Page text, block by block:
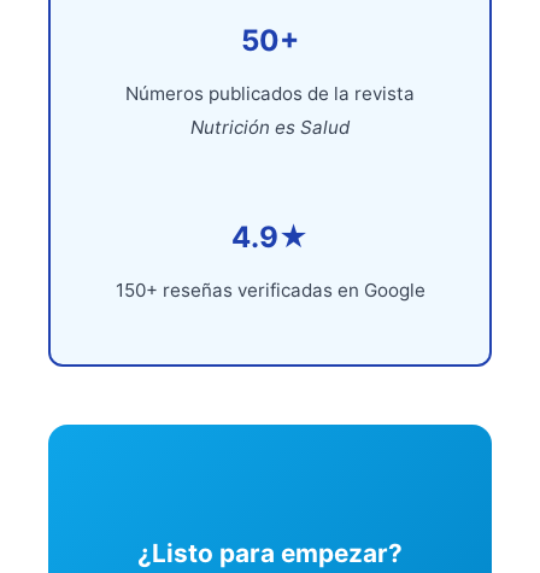
50+
Números publicados de la revista
Nutrición es Salud
4.9★
150+ reseñas verificadas en Google
¿Listo para empezar?